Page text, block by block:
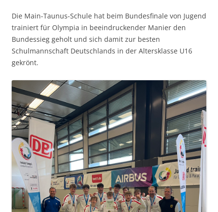
Die Main-Taunus-Schule hat beim Bundesfinale von Jugend
trainiert für Olympia in beeindruckender Manier den
Bundessieg geholt und sich damit zur besten
Schulmannschaft Deutschlands in der Altersklasse U16
gekrönt.